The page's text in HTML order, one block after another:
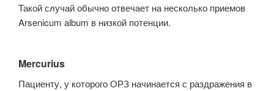
Такой случай обычно отвечает на несколько приемов
Arsenicum album в низкой потенции.
Mercurius
Пациенту, у которого ОРЗ начинается с раздражения в